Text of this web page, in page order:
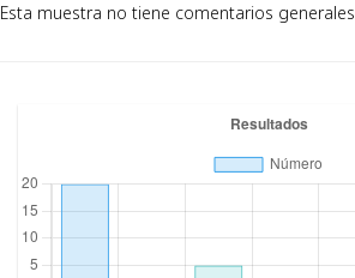
Esta muestra no tiene comentarios generales